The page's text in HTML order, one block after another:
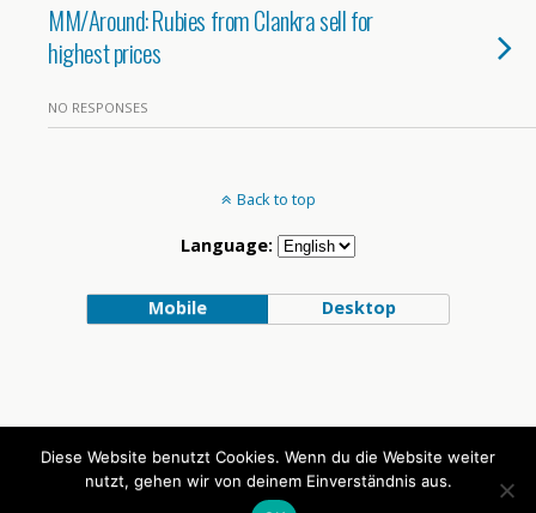
MM/Around: Rubies from Clankra sell for
highest prices
NO RESPONSES
Back to top
Language:
Mobile Desktop
Diese Website benutzt Cookies. Wenn du die Website weiter
nutzt, gehen wir von deinem Einverständnis aus.